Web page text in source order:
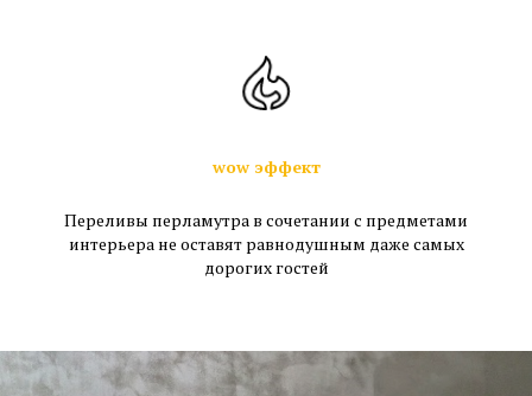
wow эффект
Переливы перламутра в сочетании с предметами
интерьера не оставят равнодушным даже самых
дорогих гостей